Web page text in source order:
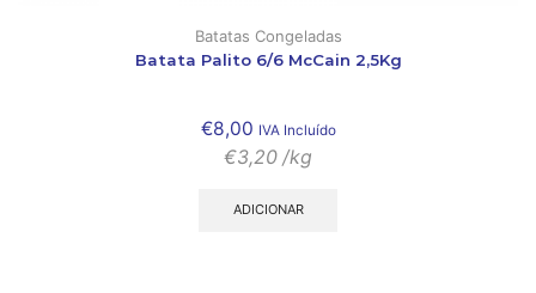
Batatas Congeladas
Batata Palito 6/6 McCain 2,5Kg
€8,00 IVA Incluído
€3,20 /kg
ADICIONAR